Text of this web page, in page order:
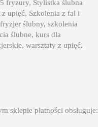
fryzury, Stylistka ślubna
upięć, Szkolenia z fal i
ślubny, szkolenia
ślubne, kurs dla
warsztaty z upięć.
sklepie płatności obsługuje: